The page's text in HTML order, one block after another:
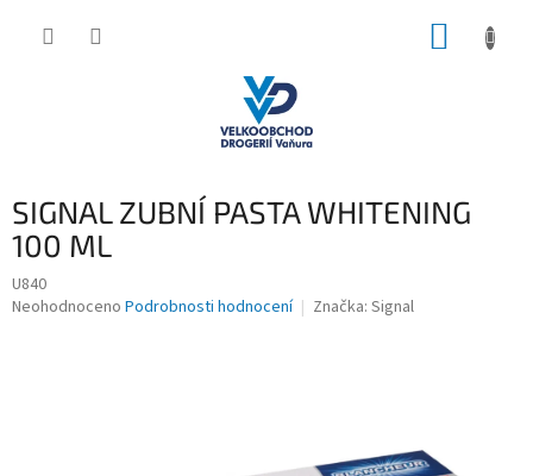
SIGNAL ZUBNÍ PASTA WHITENING
100 ML
U840
Průměrné
Neohodnoceno Podrobnosti hodnocení Značka: Signal